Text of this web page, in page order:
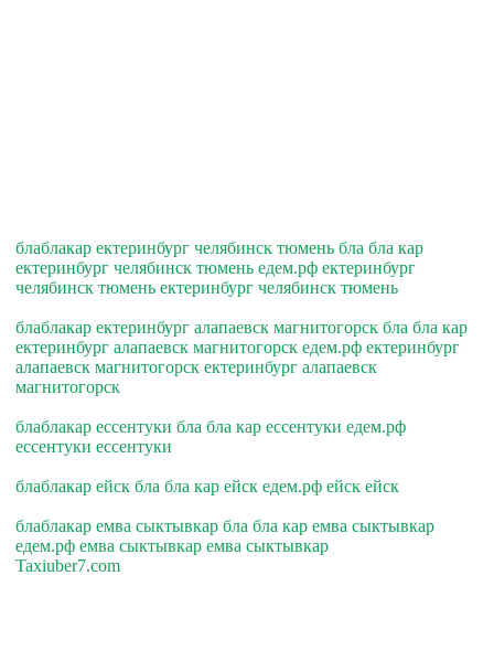
блаблакар ектеринбург челябинск тюмень бла бла кар
ектеринбург челябинск тюмень едем.рф ектеринбург
челябинск тюмень ектеринбург челябинск тюмень
блаблакар ектеринбург алапаевск магнитогорск бла бла кар
ектеринбург алапаевск магнитогорск едем.рф ектеринбург
алапаевск магнитогорск ектеринбург алапаевск
магнитогорск
блаблакар ессентуки бла бла кар ессентуки едем.рф
ессентуки ессентуки
блаблакар ейск бла бла кар ейск едем.рф ейск ейск
блаблакар емва сыктывкар бла бла кар емва сыктывкар
едем.рф емва сыктывкар емва сыктывкар
Taxiuber7.com